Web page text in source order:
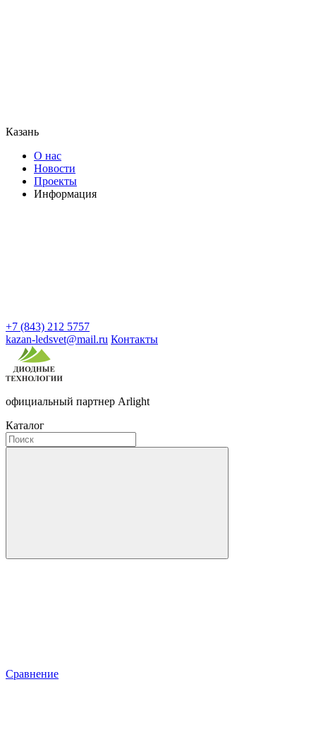
Казань
О нас
Новости
Проекты
Информация
+7 (843) 212 5757
kazan-ledsvet@mail.ru Контакты
официальный партнер Arlight
Каталог
Сравнение